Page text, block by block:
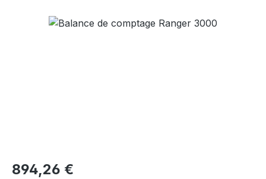
Ignorer la galerie d'images
Prix régulier :
894,26 €